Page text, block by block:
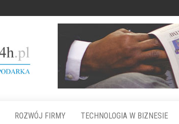
ROZWÓJ FIRMY TECHNOLOGIA W BIZNESIE